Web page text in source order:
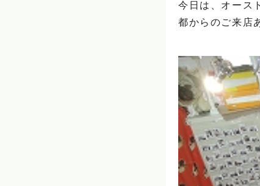
今日は、オース
都からのご来店